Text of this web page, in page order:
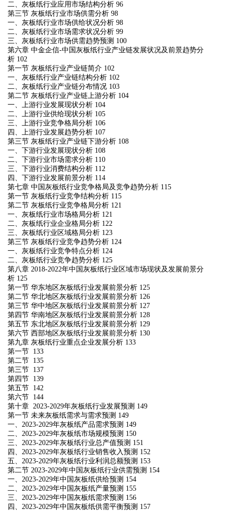
二、灰板纸行业应用市场结构分析 96
第三节 灰板纸行业市场供需分析 98
一、灰板纸行业市场供给状况分析 98
二、灰板纸行业市场需求状况分析 99
三、灰板纸行业市场供需趋势预测 100
第六章 中金企信-中国灰板纸行业产业链发展状况及前景趋势分
析 102
第一节 灰板纸行业产业链简介 102
一、灰板纸行业产业链结构分析 102
二、灰板纸行业产业链分布情况 103
第二节 灰板纸行业产业链上游分析 104
一、上游行业发展现状分析 104
二、上游行业供给现状分析 105
三、上游行业竞争格局分析 106
四、上游行业发展趋势分析 107
第三节 灰板纸行业产业链下游分析 108
一、下游行业发展现状分析 108
二、下游行业市场需求分析 110
三、下游行业消费结构分析 112
四、下游行业发展前景分析 114
第七章 中国灰板纸行业竞争格局及竞争趋势分析 115
第一节 灰板纸行业竞争结构分析 115
第二节 灰板纸行业竞争格局分析 121
一、灰板纸行业市场格局分析 121
二、灰板纸行业企业格局分析 122
三、灰板纸行业区域格局分析 123
第三节 灰板纸行业竞争趋势分析 124
一、灰板纸行业竞争特点分析 124
二、灰板纸行业竞争趋势分析 125
第八章 2018-2022年中国灰板纸行业区域市场现状及发展前景分
析 125
第一节 华东地区灰板纸行业发展前景分析 125
第二节 华北地区灰板纸行业发展前景分析 126
第三节 华中地区灰板纸行业发展前景分析 127
第四节 华南地区灰板纸行业发展前景分析 128
第五节 东北地区灰板纸行业发展前景分析 129
第六节 西部地区灰板纸行业发展前景分析 130
第九章 灰板纸行业重点企业发展分析 133
第一节 133
第二节 135
第三节 137
第四节 139
第五节 142
第六节 144
第十章 2023-2029年灰板纸行业发展预测 149
第一节 未来灰板纸需求与需求预测 149
一、2023-2029年灰板纸产品需求预测 149
二、2023-2029年灰板纸市场规模预测 150
三、2023-2029年灰板纸行业总产值预测 151
四、2023-2029年灰板纸行业销售收入预测 152
五、2023-2029年灰板纸行业利润总额预测 153
第二节 2023-2029年中国灰板纸行业供需预测 154
一、2023-2029年中国灰板纸供给预测 154
二、2023-2029年中国灰板纸产量预测 155
三、2023-2029年中国灰板纸需求预测 156
四、2023-2029年中国灰板纸供需平衡预测 157